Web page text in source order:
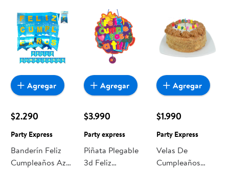
$2.290
Party Express
Banderín Feliz
Cumpleaños Azul
Agregar
$3.990
Party express
Piñata Plegable
3d Feliz
Agregar
$1.990
Party Express
Velas De
Cumpleaños
Agregar